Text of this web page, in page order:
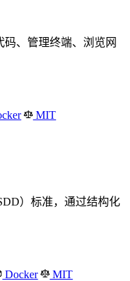
、管理终端、浏览网
MIT
）标准，通过结构化
Docker MIT